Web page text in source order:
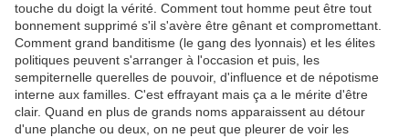
touche du doigt la vérité. Comment tout homme peut être tout
bonnement supprimé s'il s'avère être gênant et compromettant.
Comment grand banditisme (le gang des lyonnais) et les élites
politiques peuvent s'arranger à l'occasion et puis, les
sempiternelle querelles de pouvoir, d'influence et de népotisme
interne aux familles. C'est effrayant mais ça a le mérite d'être
clair. Quand en plus de grands noms apparaissent au détour
d'une planche ou deux, on ne peut que pleurer de voir les